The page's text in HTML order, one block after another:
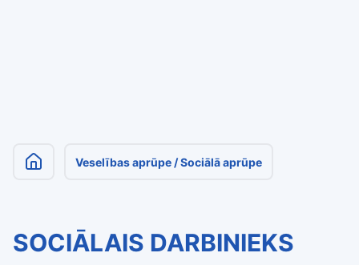
Veselības aprūpe / Sociālā aprūpe
SOCIĀLAIS DARBINIEKS